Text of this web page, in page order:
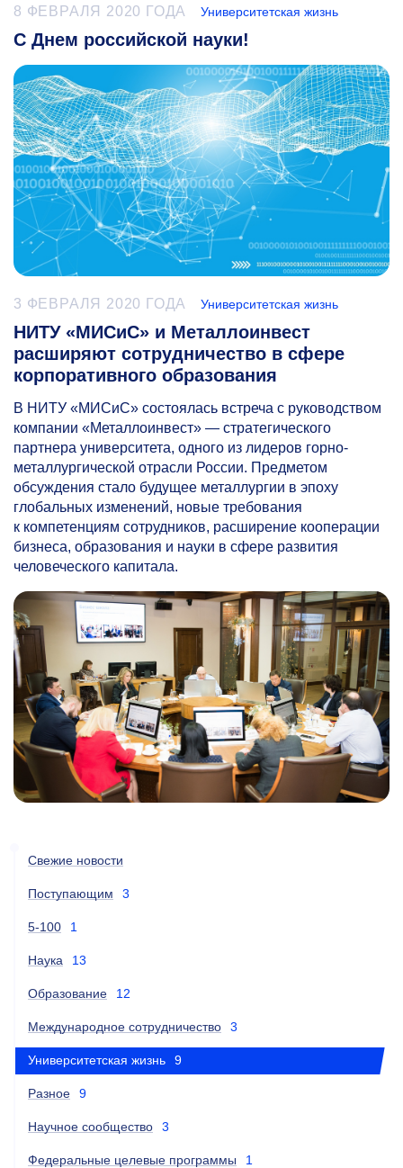
8 ФЕВРАЛЯ 2020 ГОДА Университетская жизнь
С Днем российской науки!
3 ФЕВРАЛЯ 2020 ГОДА Университетская жизнь
НИТУ «МИСиС» и Металлоинвест
расширяют сотрудничество в сфере
корпоративного образования
В НИТУ «МИСиС» состоялась встреча с руководством
компании «Металлоинвест» — стратегического
партнера университета, одного из лидеров горно-
металлургической отрасли России. Предметом
обсуждения стало будущее металлургии в эпоху
глобальных изменений, новые требования
к компетенциям сотрудников, расширение кооперации
бизнеса, образования и науки в сфере развития
человеческого капитала.
Свежие новости
Поступающим 3
5-100 1
Наука 13
Образование 12
Международное сотрудничество 3
Университетская жизнь 9
Разное 9
Научное сообщество 3
Федеральные целевые программы 1